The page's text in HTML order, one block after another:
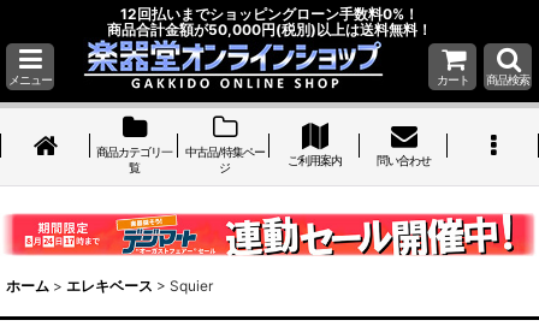
12回払いまでショッピングローン手数料0%！
商品合計金額が50,000円(税別)以上は送料無料！
メニュー カート 商品検索
商品カテゴリ一
覧
中古品/特集ペー
ジ
ご利用案内 問い合わせ
ホーム > エレキベース > Squier